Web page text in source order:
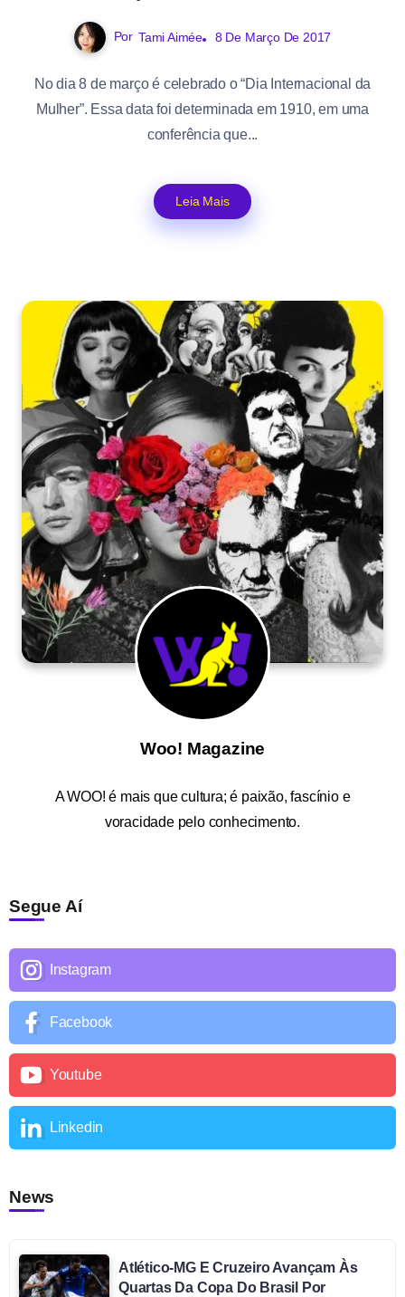
Por Tami Aimée 8 De Março De 2017
No dia 8 de março é celebrado o “Dia Internacional da
Mulher”. Essa data foi determinada em 1910, em uma
conferência que...
Leia Mais
Woo! Magazine
AWOO! é mais que cultura; é paixão, fascínio e
voracidade pelo conhecimento.
Segue Aí
Instagram
Facebook
Youtube
Linkedin
News
Atlético-MG E Cruzeiro Avançam Às
Quartas Da Copa Do Brasil Por